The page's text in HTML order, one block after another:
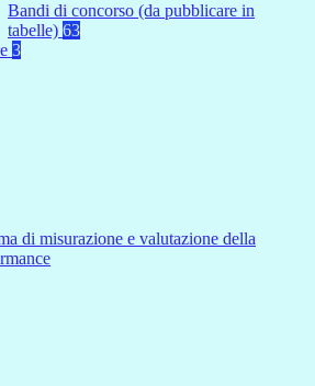
Bandi di concorso (da pubblicare in
tabelle) 63
3
di misurazione e valutazione della